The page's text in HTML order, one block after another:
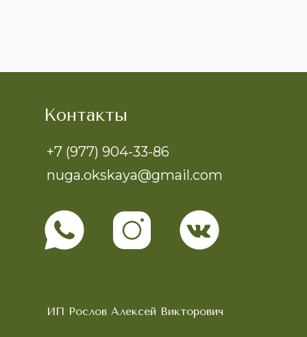
Контакты
+7 (977) 904-33-86
ИП Рослов Алексей Викторович
nuga.okskaya@gmail.com